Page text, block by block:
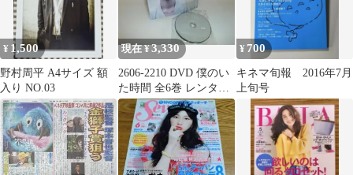
¥ 1,500
野村周平 A4サイズ 額
入り NO.03
現在 ¥3,330
2606-2210 DVD 僕のい
た時間 全6巻 レンタル
版
¥ 700
キネマ旬報 2016年7月
上旬号